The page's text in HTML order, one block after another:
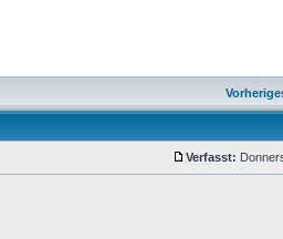
Verfasst: